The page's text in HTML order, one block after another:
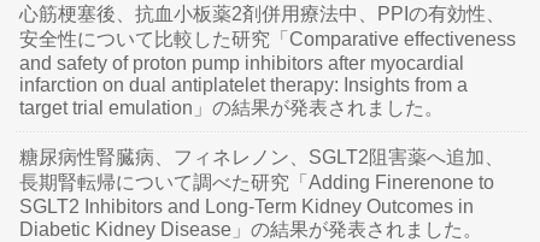
心筋梗塞後、抗血小板薬2剤併用療法中、PPIの有効性、
安全性について比較した研究「Comparative effectiveness
and safety of proton pump inhibitors after myocardial
infarction on dual antiplatelet therapy: Insights from a
target trial emulation」の結果が発表されました。
糖尿病性腎臓病、フィネレノン、SGLT2阻害薬へ追加、
長期腎転帰について調べた研究「Adding Finerenone to
SGLT2 Inhibitors and Long-Term Kidney Outcomes in
Diabetic Kidney Disease」の結果が発表されました。